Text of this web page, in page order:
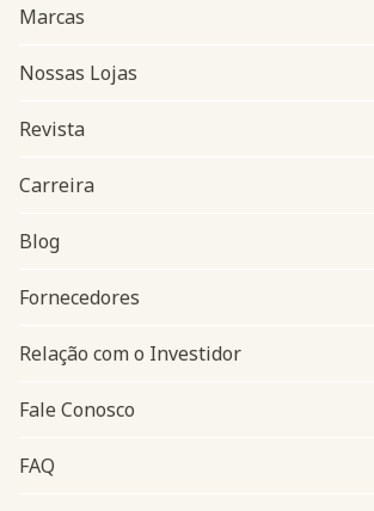
Navegação do rodapé
Marcas
Nossas Lojas
Revista
Carreira
Blog
Fornecedores
Relação com o Investidor
Fale Conosco
FAQ